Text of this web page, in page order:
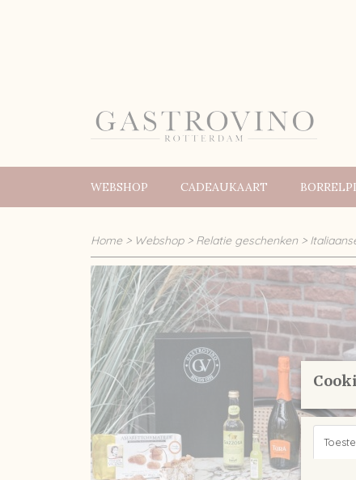
WEBSHOP CADEAUKAART
Home> Webshop> Relatie geschenken>